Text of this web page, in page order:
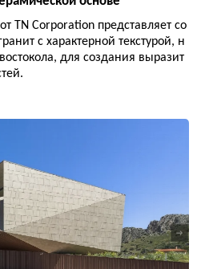
TN Corporation представляет со
с характерной текстурой, н
для создания выразит